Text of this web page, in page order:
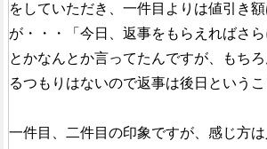
をしていただき、一件目よりは値引き
が・・・「今日、返事をもらえればさら
とかなんとか言ってたんですが、もち
るつもりはないので返事は後日というこ
一件目、二件目の印象ですが、感じ方